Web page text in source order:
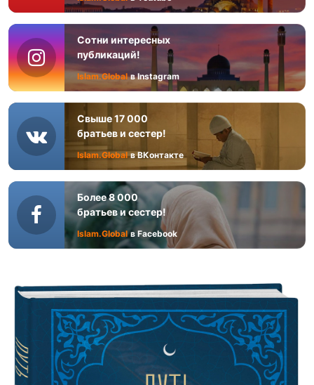
Сотни интересных
публикаций!
Islam.Global в Instagram
Свыше 17 000
братьев и сестер!
Islam.Global в ВКонтакте
Более 8 000
братьев и сестер!
Islam.Global в Facebook